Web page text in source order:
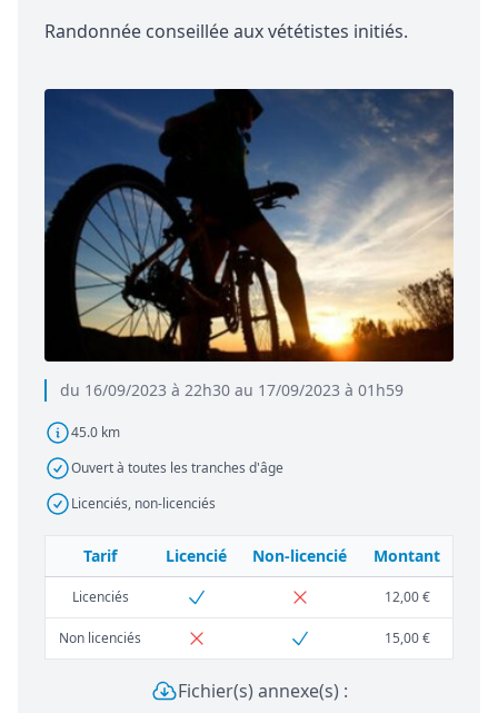
du 16/09/2023 à 22h30 au 17/09/2023 à 01h59
45.0 km
Ouvert à toutes les tranches d'âge
Licenciés, non-licenciés
Randonnée conseillée aux vététistes initiés.
Tarif Licencié Non-licencié Montant
Licenciés 12,00 €
Non licenciés 15,00 €
Fichier(s) annexe(s) :